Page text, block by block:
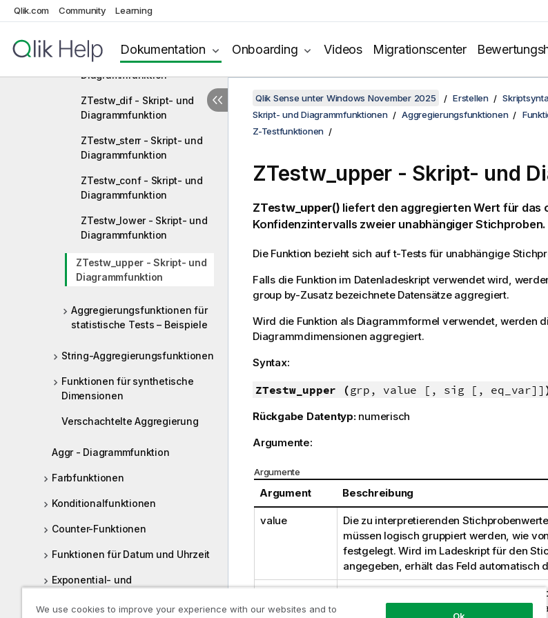
Qlik.com Community Learning
Dokumentation Onboarding Videos Migrationscenter
ZTestw_z - Skript- und
ZTestw_sig - Skript- und
Diagrammfunktion
ZTestw_dif - Skript- und
Diagrammfunktion
ZTestw_sterr - Skript- und
Diagrammfunktion
ZTestw_conf - Skript- und
Diagrammfunktion
ZTestw_lower - Skript- und
Diagrammfunktion
ZTestw_upper - Skript- und
Diagrammfunktion
Aggregierungsfunktionen für
statistische Tests – Beispiele
String-Aggregierungsfunktionen
Funktionen für synthetische
Dimensionen
Verschachtelte Aggregierung
Aggr - Diagrammfunktion
Farbfunktionen
Konditionalfunktionen
Counter-Funktionen
Funktionen für Datum und Uhrzeit
Exponential- und
Qlik Sense unter Windows November 2025 Erstellen
Skript- und Diagrammfunktionen
Aggregierungsfunktionen
Z-Testfunktionen
ZTestw_upper - Skript- und
ZTestw_upper() liefert den aggregierten Wert für das
Konfidenzintervalls zweier unabhängiger Stichproben.
Die Funktion bezieht sich auf t-Tests für unabhängige
Falls die Funktion im Datenladeskript verwendet wird,
group by-Zusatz bezeichnete Datensätze aggregiert.
Wird die Funktion als Diagrammformel verwendet, werden
Diagrammdimensionen aggregiert.
Syntax:
ZTestw_upper (grp, value [, sig [, eq_var]]
Rückgabe Datentyp: numerisch
Argumente:
Argumente
Argument Beschreibung
value
Die zu interpretierenden
müssen logisch gruppiert werden, wie
festgelegt. Wird im Ladeskript für den
angegeben, erhält das Feld automatisch
Das Feld mit den Namen der beiden
Ladeskript für die Gruppe kein
We use cookies to improve your experience with our websites and to